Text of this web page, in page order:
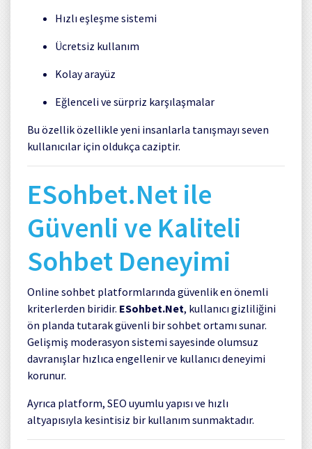
Hızlı eşleşme sistemi
Ücretsiz kullanım
Kolay arayüz
Eğlenceli ve sürpriz karşılaşmalar
Bu özellik özellikle yeni insanlarla tanışmayı seven
kullanıcılar için oldukça caziptir.
ESohbet.Net ile
Güvenli ve Kaliteli
Sohbet Deneyimi
Online sohbet platformlarında güvenlik en önemli
kriterlerden biridir. ESohbet.Net, kullanıcı gizliliğini
ön planda tutarak güvenli bir sohbet ortamı sunar.
Gelişmiş moderasyon sistemi sayesinde olumsuz
davranışlar hızlıca engellenir ve kullanıcı deneyimi
korunur.
Ayrıca platform, SEO uyumlu yapısı ve hızlı
altyapısıyla kesintisiz bir kullanım sunmaktadır.